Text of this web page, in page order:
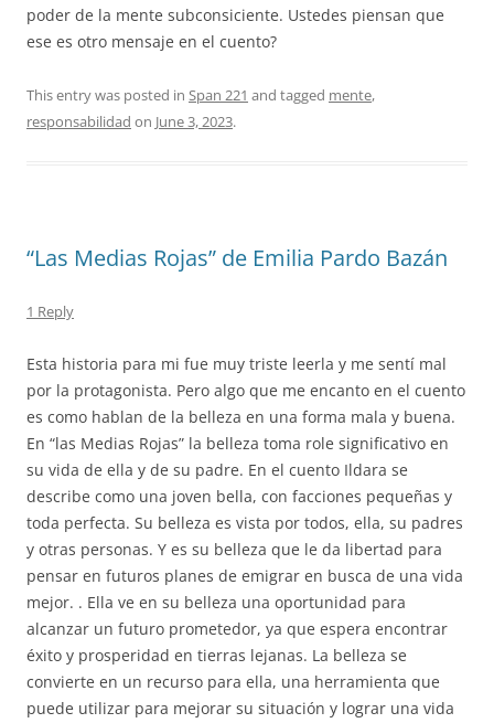
poder de la mente subconsiciente. Ustedes piensan que
ese es otro mensaje en el cuento?
This entry was posted in Span 221 and tagged mente,
responsabilidad on June 3, 2023.
“Las Medias Rojas” de Emilia Pardo Bazán
1 Reply
Esta historia para mi fue muy triste leerla y me sentí mal
por la protagonista. Pero algo que me encanto en el cuento
es como hablan de la belleza en una forma mala y buena.
En “las Medias Rojas” la belleza toma role significativo en
su vida de ella y de su padre. En el cuento Ildara se
describe como una joven bella, con facciones pequeñas y
toda perfecta. Su belleza es vista por todos, ella, su padres
y otras personas. Y es su belleza que le da libertad para
pensar en futuros planes de emigrar en busca de una vida
mejor. . Ella ve en su belleza una oportunidad para
alcanzar un futuro prometedor, ya que espera encontrar
éxito y prosperidad en tierras lejanas. La belleza se
convierte en un recurso para ella, una herramienta que
puede utilizar para mejorar su situación y lograr una vida